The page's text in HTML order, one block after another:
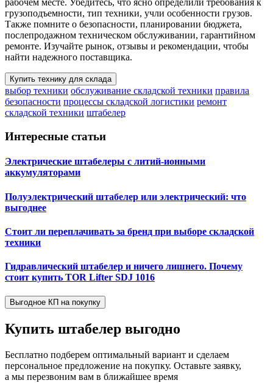
рабочем месте. Убедитесь, что ясно определили требования к
грузоподъемности, тип техники, учли особенности грузов.
Также помните о безопасности, планировании бюджета,
послепродажном техническом обслуживании, гарантийном
ремонте. Изучайте рынок, отзывы и рекомендации, чтобы
найти надежного поставщика.
Купить технику для склада
выбор техники обслуживание складской техники правила
безопасности процессы складской логистики ремонт
складской техники штабелер
Интересные статьи
Электрические штабелеры с литий-ионными
аккумуляторами
Полуэлектрический штабелер или электрический: что
выгоднее
Стоит ли переплачивать за бренд при выборе складской
техники
Гидравлический штабелер и ничего лишнего. Почему
стоит купить TOR Lifter SDJ 1016
Выгодное КП на покупку
Купить штабелер выгодно
Бесплатно подберем оптимальный вариант и сделаем
персональное предложение на покупку. Оставьте заявку,
а мы перезвоним вам в ближайшее время